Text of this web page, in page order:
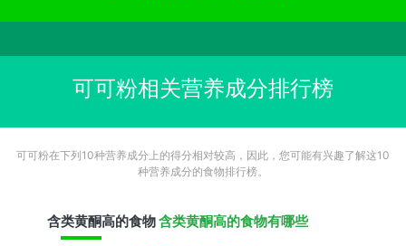
可可粉相关营养成分排行榜
可可粉在下列10种营养成分上的得分相对较高，因此，您可能有兴趣了解这10
种营养成分的食物排行榜。
含类黄酮高的食物含类黄酮高的食物有哪些